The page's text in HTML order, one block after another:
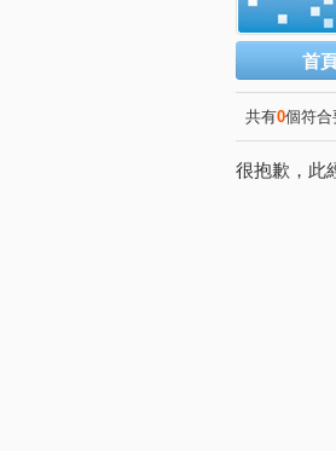
首
共有0個符合
很抱歉，此